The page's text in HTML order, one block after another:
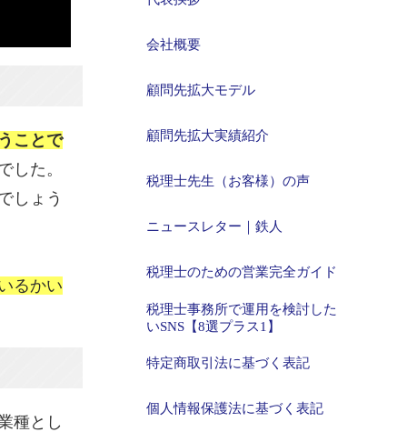
ことで
した。
しょう
るかい
種とし
会社概要
顧問先拡大モデル
顧問先拡大実績紹介
税理士先生（お客様）の声
ニュースレター｜鉄人
税理士のための営業完全ガイド
税理士事務所で運用を検討した
いSNS【8選プラス1】
特定商取引法に基づく表記
個人情報保護法に基づく表記